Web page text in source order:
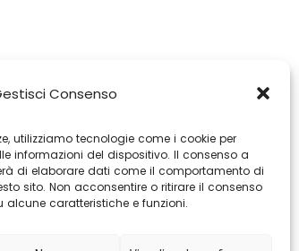
Consenso
utilizziamo tecnologie come i cookie per
informazioni del dispositivo. Il consenso a
di elaborare dati come il comportamento di
sito. Non acconsentire o ritirare il consenso
caratteristiche e funzioni.